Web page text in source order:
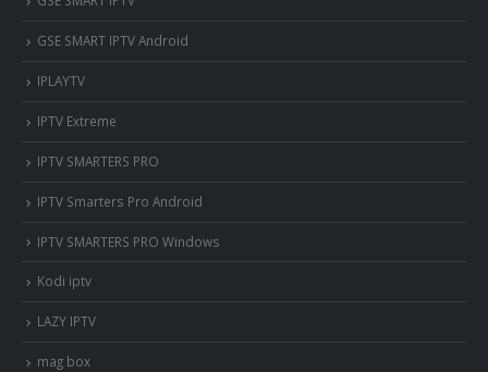
GSE SMART IPTV Android
IPLAYTV
IPTV Extreme
IPTV SMARTERS PRO
IPTV Smarters Pro Android
IPTV SMARTERS PRO Windows
Kodi iptv
LAZY IPTV
mag box